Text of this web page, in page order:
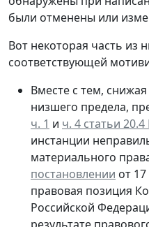
были отменены или
Вот некоторая часть из
соответствующей
Вместе с тем,
низшего предела,
ч. 1 и ч. 4 статьи
инстанции
материального
постановлении от
правовая позиция
Российской